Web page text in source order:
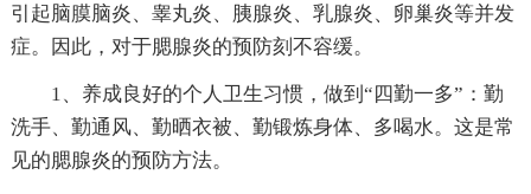
引起脑膜脑炎、睾丸炎、胰腺炎、乳腺炎、卵巢炎等并发
症。因此，对于腮腺炎的预防刻不容缓。
1、养成良好的个人卫生习惯，做到“四勤一多”：勤
洗手、勤通风、勤晒衣被、勤锻炼身体、多喝水。这是常
见的腮腺炎的预防方法。